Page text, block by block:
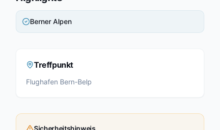
Berner Alpen
Treffpunkt
Flughafen Bern-Belp
Sicherheitshinweis